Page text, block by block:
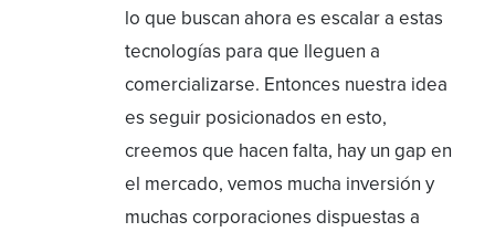
lo que buscan ahora es escalar a estas
tecnologías para que lleguen a
comercializarse. Entonces nuestra idea
es seguir posicionados en esto,
creemos que hacen falta, hay un gap en
el mercado, vemos mucha inversión y
muchas corporaciones dispuestas a